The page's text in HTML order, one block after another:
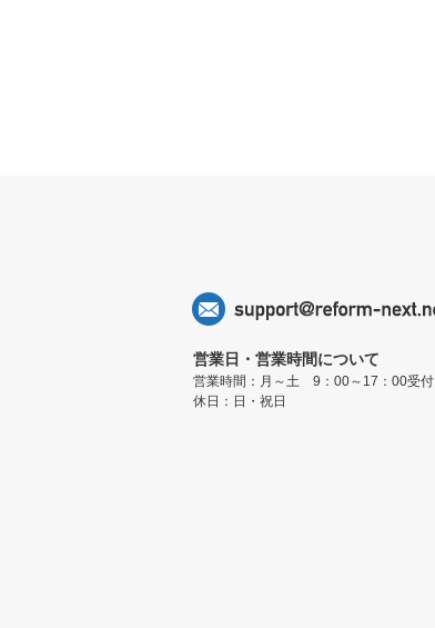
営業日・営業時間について
営業時間：月～土 9：00～17：00受付
休日：日・祝日